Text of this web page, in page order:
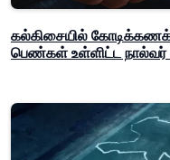
கல்கிசையில்
பெண்கள் உள்ளிட்ட நால்வர்